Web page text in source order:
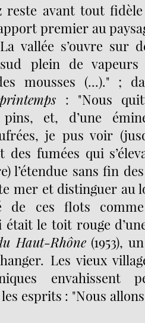
reste avant tout
premier au
vallée s’ouvre sur
plein de vapeurs
mousses (...)." ;
: "Nous
et, d’une
je pus voir
des fumées qui
l’étendue sans fin
mer et distinguer au
de ces flots
était le toit rouge
Haut-Rhône(1953),
Les vieux
esprits : "Nous